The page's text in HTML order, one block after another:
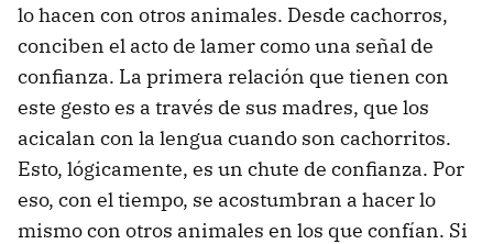
lo hacen con otros animales. Desde cachorros,
conciben el acto de lamer como una señal de
confianza. La primera relación que tienen con
este gesto es a través de sus madres, que los
acicalan con la lengua cuando son cachorritos.
Esto, lógicamente, es un chute de confianza. Por
eso, con el tiempo, se acostumbran a hacer lo
mismo con otros animales en los que confían. Si